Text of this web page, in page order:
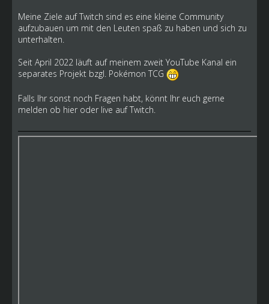
Meine Ziele auf Twitch sind es eine kleine Community
aufzubauen um mit den Leuten spaß zu haben und sich zu
unterhalten.
Seit April 2022 läuft auf meinem zweit YouTube Kanal ein
separates Projekt bzgl. Pokémon TCG
Falls Ihr sonst noch Fragen habt, könnt Ihr euch gerne
melden ob hier oder live auf Twitch.